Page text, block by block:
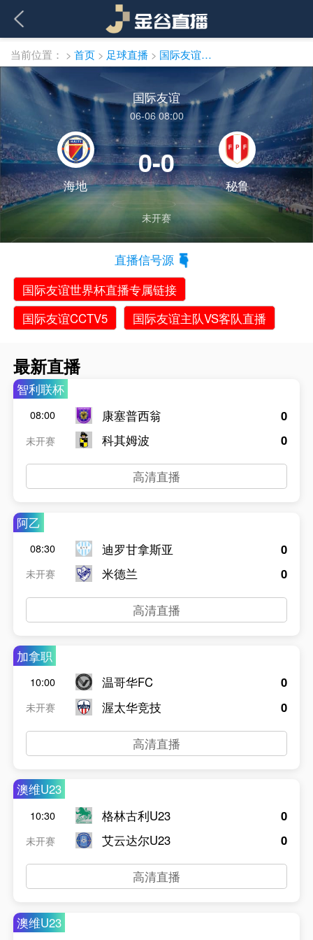
当前位置： > 首页 > 足球直播 > 国际友谊直播
国际友谊
06-06 08:00
海地
0-0
秘鲁
未开赛
直播信号源
国际友谊世界杯直播专属链接
国际友谊CCTV5
国际友谊主队VS客队直播
最新直播
智利联杯
08:00
未开赛
康塞普西翁
科其姆波
0
0
高清直播
阿乙
08:30
未开赛
迪罗甘拿斯亚
米德兰
0
0
高清直播
加拿职
10:00
未开赛
温哥华FC
渥太华竞技
0
0
高清直播
澳维U23
10:30
未开赛
格林古利U23
艾云达尔U23
0
0
高清直播
澳维U23